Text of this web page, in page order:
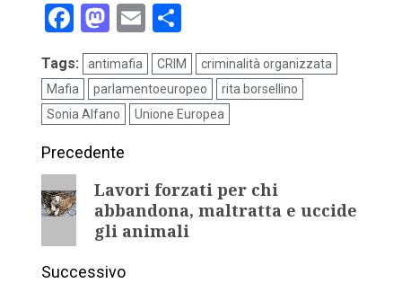
Facebook
Mastodon
Email
Tags: antimafia CRIM
criminalità organizzata
Mafia
parlamentoeuropeo
rita borsellino
Sonia Alfano
Unione Europea
Precedente
Lavori forzati per chi
abbandona, maltratta e uccide
gli animali
Successivo